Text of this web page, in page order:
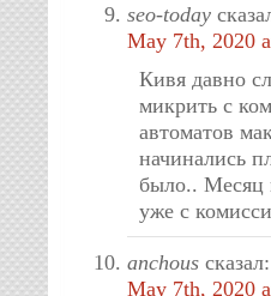
seo-today
May 7th, 2020
Кивя давно
микрить с
автоматов
начинались
было.. Месяц
уже с
anchous сказал:
May 7th, 2020